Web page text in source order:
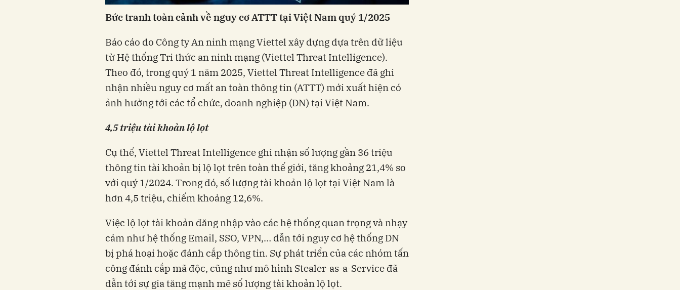
Bức tranh toàn cảnh về nguy cơ ATTT tại Việt Nam quý 1/2025
Báo cáo do Công ty An ninh mạng Viettel xây dựng dựa trên dữ liệu
từ Hệ thống Tri thức an ninh mạng (Viettel Threat Intelligence).
Theo đó, trong quý 1 năm 2025, Viettel Threat Intelligence đã ghi
nhận nhiều nguy cơ mất an toàn thông tin (ATTT) mới xuất hiện có
ảnh hưởng tới các tổ chức, doanh nghiệp (DN) tại Việt Nam.
4,5 triệu tài khoản lộ lọt
Cụ thể, Viettel Threat Intelligence ghi nhận số lượng gần 36 triệu
thông tin tài khoản bị lộ lọt trên toàn thế giới, tăng khoảng 21,4% so
với quý 1/2024. Trong đó, số lượng tài khoản lộ lọt tại Việt Nam là
hơn 4,5 triệu, chiếm khoảng 12,6%.
Việc lộ lọt tài khoản đăng nhập vào các hệ thống quan trọng và nhạy
cảm như hệ thống Email, SSO, VPN,… dẫn tới nguy cơ hệ thống DN
bị phá hoại hoặc đánh cắp thông tin. Sự phát triển của các nhóm tấn
công đánh cắp mã độc, cũng như mô hình Stealer-as-a-Service đã
dẫn tới sự gia tăng mạnh mẽ số lượng tài khoản lộ lọt.